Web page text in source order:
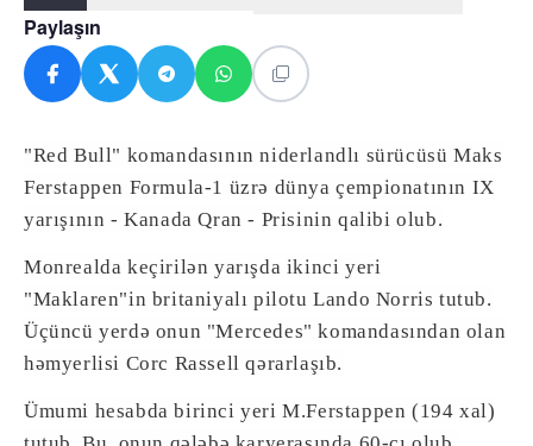
Paylaşın
"Red Bull" komandasının niderlandlı sürücüsü Maks
Ferstappen Formula-1 üzrə dünya çempionatının IX
yarışının - Kanada Qran - Prisinin qalibi olub.
Monrealda keçirilən yarışda ikinci yeri
"Maklaren"in britaniyalı pilotu Lando Norris tutub.
Üçüncü yerdə onun "Mercedes" komandasından olan
həmyerlisi Corc Rassell qərarlaşıb.
Ümumi hesabda birinci yeri M.Ferstappen (194 xal)